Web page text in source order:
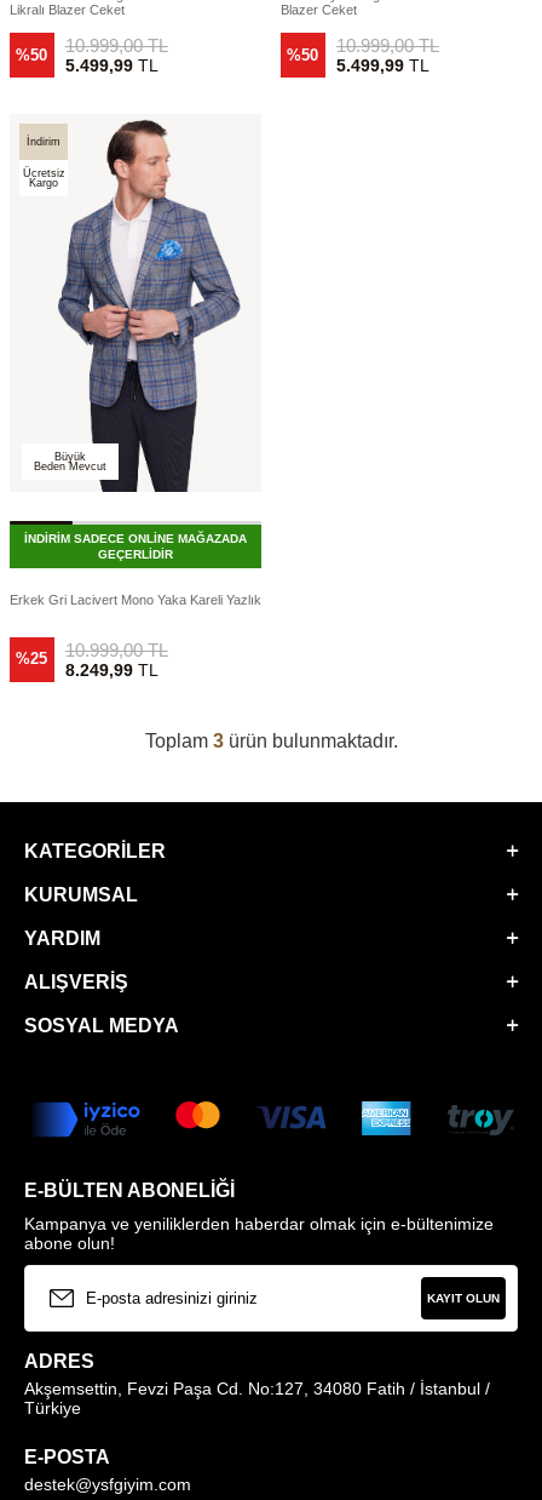
Likralı Blazer Ceket
%50 10.999,00TL
5.499,99TL
Blazer Ceket
%50 10.999,00TL
5.499,99TL
İndirim
Ücretsiz
Kargo
Büyük
Beden Mevcut
İNDİRİM SADECE ONLİNE MAĞAZADA
GEÇERLİDİR
Erkek Gri Lacivert Mono Yaka Kareli Yazlık
%25 10.999,00TL
8.249,99TL
Toplam 3ürün bulunmaktadır.
KATEGORILER
KURUMSAL
YARDIM
ALIŞVERIŞ
SOSYAL MEDYA
E-BÜLTEN ABONELIĞI
Kampanya ve yeniliklerden haberdar olmak için e-bültenimize
abone olun!
KAYIT OLUN
ADRES
Akşemsettin, Fevzi Paşa Cd. No:127, 34080 Fatih / İstanbul /
Türkiye
E-POSTA
destek@ysfgiyim.com